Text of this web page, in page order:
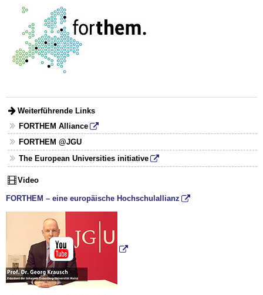
Weiterführende Links
FORTHEM Alliance
FORTHEM @JGU
The European Universities initiative
Video
FORTHEM – eine europäische Hochschulallianz